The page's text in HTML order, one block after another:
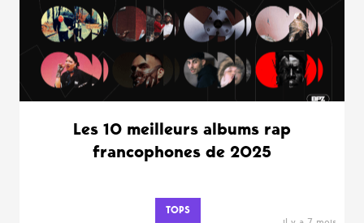
Les 10 meilleurs albums rap
francophones de 2025
TOPS